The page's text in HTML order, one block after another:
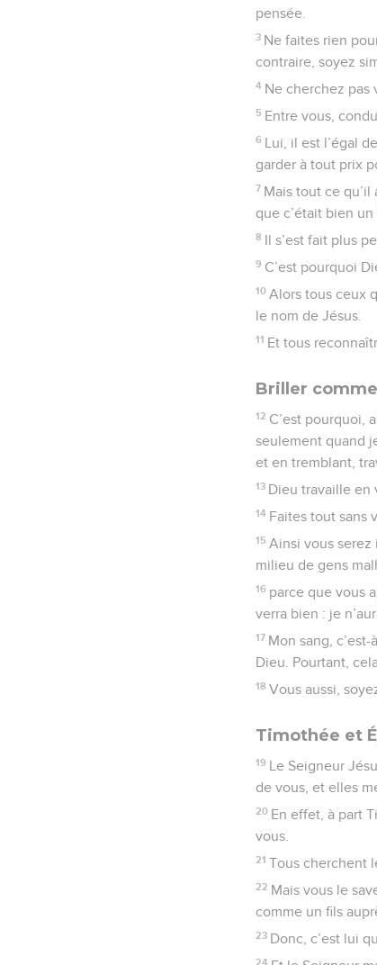
pensée.
3 Ne faites rien
contraire, soyez
4 Ne cherchez pas
5 Entre vous,
6 Lui, il est l’égal
garder à tout prix
7 Mais tout ce qu’il
que c’était bien un
8 Il s’est fait plus
9 C’est pourquoi
10 Alors tous ceux
le nom de Jésus.
11 Et tous
Briller
12 C’est pourquoi,
seulement quand
et en tremblant,
13 Dieu travaille en
14 Faites tout sans
15 Ainsi vous serez
milieu de gens
16 parce que vous
verra bien : je
17 Mon sang,
Dieu. Pourtant,
18 Vous aussi,
Timothée et
19 Le Seigneur
de vous, et elles
20 En effet, à part
vous.
21 Tous cherchent
22 Mais vous le
comme un fils
23 Donc, c’est lui
24